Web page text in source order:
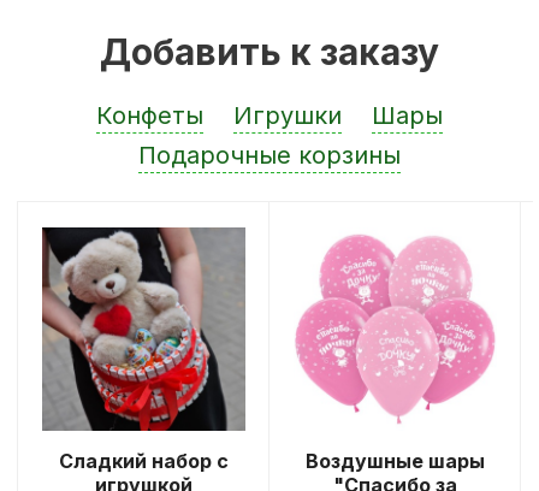
Добавить к заказу
Конфеты Игрушки
Шары
Подарочные корзины
Сладкий набор с
игрушкой
Воздушные шары
"Спасибо за